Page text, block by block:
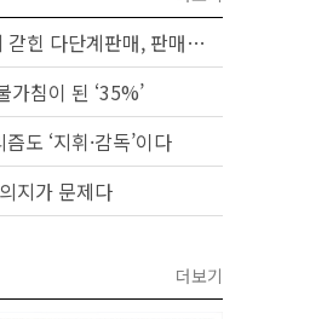
<사설> ‘규제의 덫’에 갇힌 다단계판매, 판매원 보호 시급하다
가침이 된 ‘35%’
도 ‘지휘·감독’이다
지가 문제다
더보기